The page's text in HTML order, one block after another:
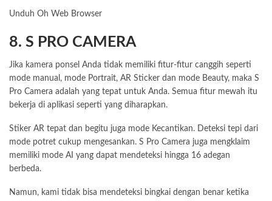
Unduh Oh Web Browser
8. S PRO CAMERA
Jika kamera ponsel Anda tidak memiliki fitur-fitur canggih seperti
mode manual, mode Portrait, AR Sticker dan mode Beauty, maka S
Pro Camera adalah yang tepat untuk Anda. Semua fitur mewah itu
bekerja di aplikasi seperti yang diharapkan.
Stiker AR tepat dan begitu juga mode Kecantikan. Deteksi tepi dari
mode potret cukup mengesankan. S Pro Camera juga mengklaim
memiliki mode AI yang dapat mendeteksi hingga 16 adegan
berbeda.
Namun, kami tidak bisa mendeteksi bingkai dengan benar ketika